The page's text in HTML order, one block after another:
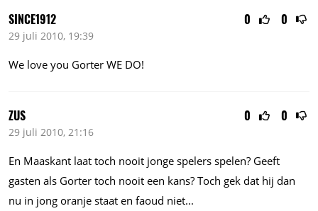
0 0
SINCE1912
29 juli 2010, 19:39
We love you Gorter WE DO!
0 0
ZUS
29 juli 2010, 21:16
En Maaskant laat toch nooit jonge spelers spelen? Geeft
gasten als Gorter toch nooit een kans? Toch gek dat hij dan
nu in jong oranje staat en faoud niet...